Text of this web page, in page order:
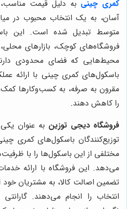
کمری چینی به دلیل قیمت
آسان، به یک انتخاب محبوب در
متوسط تبدیل شده است. این
فروشگاه‌های کوچک، بازارهای
محیط‌هایی که فضای محدودی
باسکول‌های کمری چینی با ارائه
مقرون به صرفه، به کسب‌وکارها
را کاهش دهند.
فروشگاه دیجی توزین به عنوان یکی
توزیع‌کنندگان باسکول‌های کمری
مختلفی از این باسکول‌ها را با
می‌دهد. این فروشگاه با ارائه
تضمین اصالت کالا، به مشتریان
انتخاب را انجام می‌دهند.